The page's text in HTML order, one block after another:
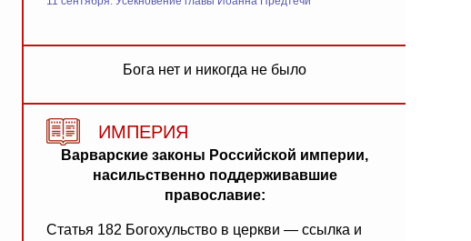
Бога нет и никогда не было
ИМПЕРИЯ
Варварские законы Российской империи,
насильственно поддерживавшие
православие:
Статья 182 Богохульство в церкви — ссылка и